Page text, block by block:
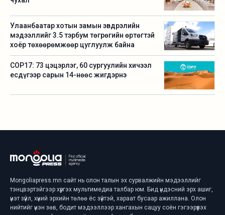
Улаанбаатар хотын замын эвдрэлийн
мэдээллийг 3.5 тэрбум төгрөгийн өртөгтэй
хоёр төхөөрөмжөөр цуглуулж байна
COP17: 73 цэцэрлэг, 60 сургуулийн хичээл
есдүгээр сарын 14-нөөс жигдэрнэ
Mongoliapress.mn сайт нь олон талын эх сурвалжийн мэдээллийг
тэнцвэртэйгээр хүргэх мультимедиа талбар юм. Бид үндэсний эрх ашиг,
үнэт зүйл, хүний эрхийн төлөө ёс зүйтэй, хараат бусаар ажиллана. Олон
нийтийг үнэн зөв, бодит мэдээллээр хангахын сацуу соён гэгээрүүлэх